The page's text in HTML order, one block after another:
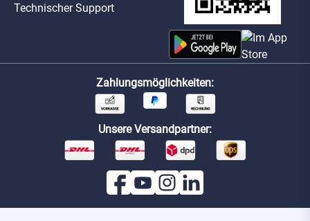
Technischer Support
Zahlungsmöglichkeiten:
Unsere Versandpartner: